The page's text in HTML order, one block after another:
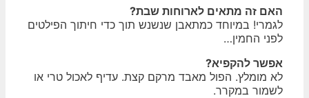
האם זה מתאים לארוחות שבת?
לגמרי! במיוחד כמתאבן שנשנש תוך כדי חיתוך הפילטים
לפני החמין…
אפשר להקפיא?
לא מומלץ. הפול מאבד מרקם קצת. עדיף לאכול טרי או
לשמור במקרר.